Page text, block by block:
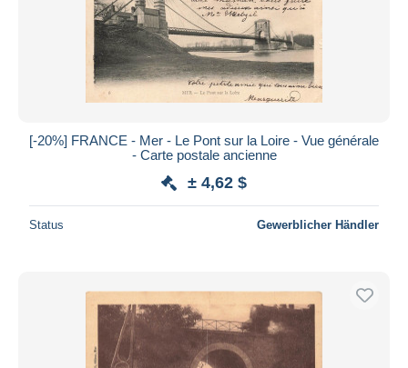
[-20%] FRANCE - Mer - Le Pont sur la Loire - Vue générale
- Carte postale ancienne
± 4,62 $
Status Gewerblicher Händler